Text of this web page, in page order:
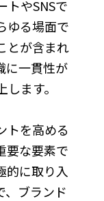
トやSNSで
ゆる場面で
とが含まれ
に一貫性が
ます。
トを高める
要な要素で
的に取り入
、ブランド